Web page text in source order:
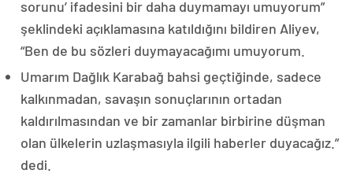
sorunu’ ifadesini bir daha duymamayı umuyorum”
şeklindeki açıklamasına katıldığını bildiren Aliyev,
“Ben de bu sözleri duymayacağımı umuyorum.
Umarım Dağlık Karabağ bahsi geçtiğinde, sadece
kalkınmadan, savaşın sonuçlarının ortadan
kaldırılmasından ve bir zamanlar birbirine düşman
olan ülkelerin uzlaşmasıyla ilgili haberler duyacağız.”
dedi.